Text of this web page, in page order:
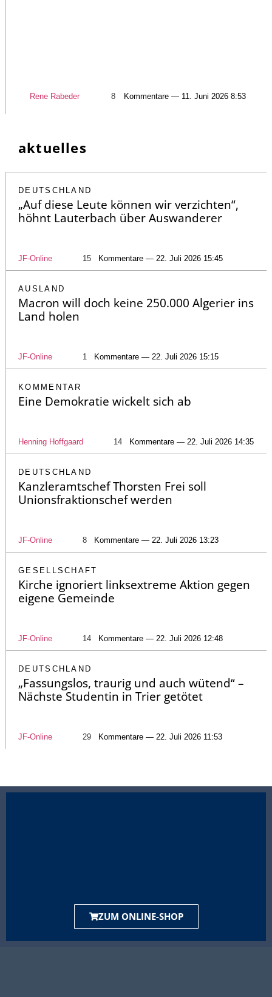
Rene Rabeder 8 Kommentare — 11. Juni 2026 8:53
aktuelles
DEUTSCHLAND
„Auf diese Leute können wir verzichten“,
höhnt Lauterbach über Auswanderer
JF-Online 15 Kommentare — 22. Juli 2026 15:45
AUSLAND
Macron will doch keine 250.000 Algerier ins
Land holen
JF-Online 1 Kommentare — 22. Juli 2026 15:15
KOMMENTAR
Eine Demokratie wickelt sich ab
Henning Hoffgaard 14 Kommentare — 22. Juli 2026 14:35
DEUTSCHLAND
Kanzleramtschef Thorsten Frei soll
Unionsfraktionschef werden
JF-Online 8 Kommentare — 22. Juli 2026 13:23
GESELLSCHAFT
Kirche ignoriert linksextreme Aktion gegen
eigene Gemeinde
JF-Online 14 Kommentare — 22. Juli 2026 12:48
DEUTSCHLAND
„Fassungslos, traurig und auch wütend“ –
Nächste Studentin in Trier getötet
JF-Online 29 Kommentare — 22. Juli 2026 11:53
ZUM ONLINE-SHOP